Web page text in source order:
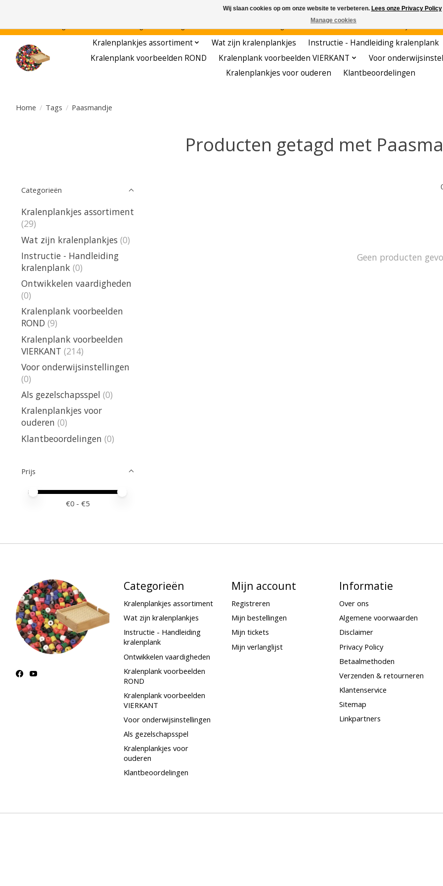
Kralenplankjes assortiment Wat zijn kralenplankjes Instructie - Handleiding kralenplank
Kralenplank voorbeelden ROND
Kralenplank voorbeelden VIERKANT Voor
Kralenplankjes voor ouderen
Klantbeoordelingen
Home / Tags / Paasmandje
Producten getagd met
Categorieën
Kralenplankjes assortiment
(29)
Wat zijn kralenplankjes (0)
Instructie - Handleiding
kralenplank (0)
Ontwikkelen vaardigheden
(0)
Kralenplank voorbeelden
ROND (9)
Kralenplank voorbeelden
VIERKANT (214)
Voor onderwijsinstellingen
(0)
Als gezelschapsspel (0)
Kralenplankjes voor
ouderen (0)
Klantbeoordelingen (0)
Prijs
Minimale prijswaarde
Price maximum value
€0 - €5
Geen producten
Categorieën
Kralenplankjes assortiment
Wat zijn kralenplankjes
Instructie - Handleiding
kralenplank
Ontwikkelen vaardigheden
Kralenplank voorbeelden
ROND
Kralenplank voorbeelden
VIERKANT
Voor onderwijsinstellingen
Als gezelschapsspel
Kralenplankjes voor
ouderen
Klantbeoordelingen
Mijn account
Registreren
Mijn bestellingen
Mijn tickets
Mijn verlanglijst
Informatie
Over ons
Algemene voorwaarden
Disclaimer
Privacy Policy
Betaalmethoden
Verzenden & retourneren
Klantenservice
Sitemap
Linkpartners
Wij slaan cookies op om onze website te verbeteren. Lees onze Privacy Policy
Manage cookies